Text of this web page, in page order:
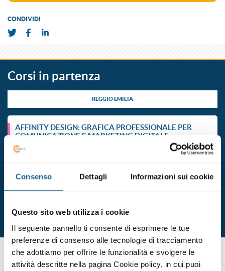
Consenso Dettagli Informazioni sui cookie
Questo sito web utilizza i cookie
Il seguente pannello ti consente di esprimere le tue
preferenze di consenso alle tecnologie di tracciamento
che adottiamo per offrire le funzionalità e svolgere le
attività descritte nella pagina Cookie policy, in cui puoi
CONDIVIDI
Corsi in partenza
REGGIO EMILIA
AFFINITY DESIGN: GRAFICA PROFESSIONALE PER
COMUNICAZIONE E MARKETING DIGITALE –
MODALITA’ WEBINAR
dal 29/09/2026
al 23/10/2026
Durata 24 ore
non hai trovato ciò che ti interessa? sei interessato
ad altre date o sedi?